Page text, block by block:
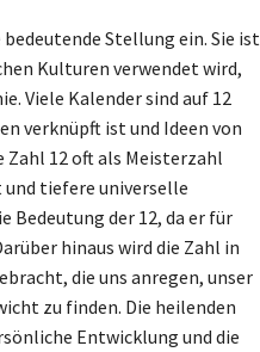
Stellung ein. Sie ist
Kulturen verwendet wird,
Viele Kalender sind auf 12
verknüpft ist und Ideen von
Zahl 12 oft als Meisterzahl
tiefere universelle
der 12, da er für
hinaus wird die Zahl in
die uns anregen, unser
zu finden. Die heilenden
Entwicklung und die